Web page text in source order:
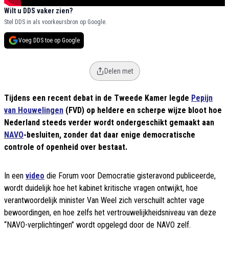
Wilt u DDS vaker zien?
Stel DDS in als voorkeursbron op Google.
Voeg DDS toe op Google
Delen met
Tijdens een recent debat in de Tweede Kamer legde Pepijn
van Houwelingen (FVD) op heldere en scherpe wijze bloot hoe
Nederland steeds verder wordt ondergeschikt gemaakt aan
NAVO-besluiten, zonder dat daar enige democratische
controle of openheid over bestaat.
In een video die Forum voor Democratie gisteravond publiceerde,
wordt duidelijk hoe het kabinet kritische vragen ontwijkt, hoe
verantwoordelijk minister Van Weel zich verschuilt achter vage
bewoordingen, en hoe zelfs het vertrouwelijkheidsniveau van deze
“NAVO-verplichtingen” wordt opgelegd door de NAVO zelf.